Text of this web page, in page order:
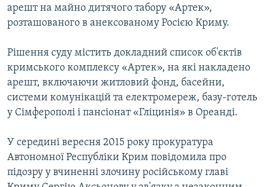
арешт на майно дитячого табору «Артек»,
розташованого в анексованому Росією Криму.
Рішення суду містить докладний список об'єктів
кримського комплексу «Артек», на які накладено
арешт, включаючи житловий фонд, басейни,
системи комунікацій та електромереж, базу-готель
у Сімферополі і пансіонат «Гліцинія» в Ореанді.
У середині вересня 2015 року прокуратура
Автономної Республіки Крим повідомила про
підозру у вчиненні злочину російському главі